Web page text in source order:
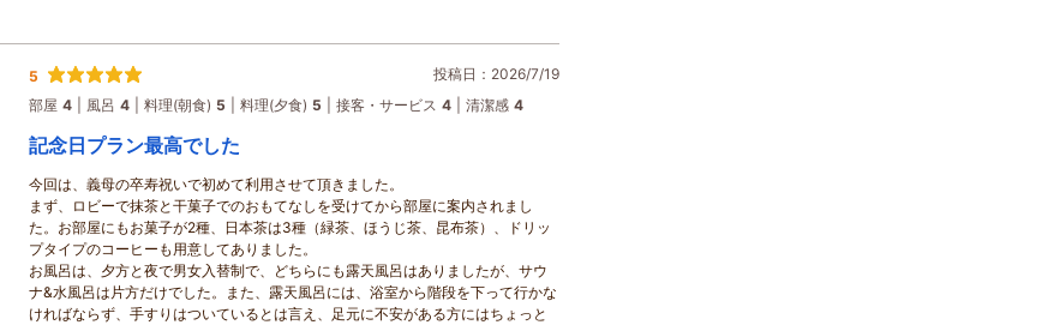
5
投稿日：2026/7/19
部屋 4 風呂 4 料理(朝食) 5 料理(夕食) 5 接客・サービス 4 清潔感 4
記念日プラン最高でした
今回は、義母の卒寿祝いで初めて利用させて頂きました。
まず、ロビーで抹茶と干菓子でのおもてなしを受けてから部屋に案内されまし
た。お部屋にもお菓子が2種、日本茶は3種（緑茶、ほうじ茶、昆布茶）、ドリッ
プタイプのコーヒーも用意してありました。
お風呂は、夕方と夜で男女入替制で、どちらにも露天風呂はありましたが、サウ
ナ&水風呂は片方だけでした。また、露天風呂には、浴室から階段を下って行かな
ければならず、手すりはついているとは言え、足元に不安がある方にはちょっと